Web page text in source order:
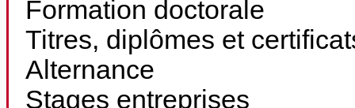
Formation doctorale
Titres, diplômes et
Alternance
Stages entreprises